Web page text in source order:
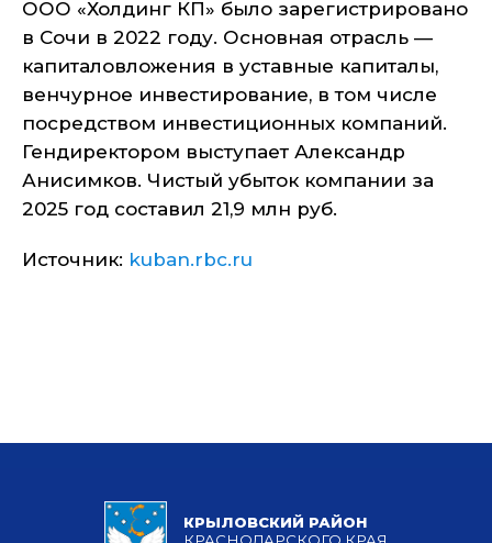
ООО «Холдинг КП» было зарегистрировано
в Сочи в 2022 году. Основная отрасль —
капиталовложения в уставные капиталы,
венчурное инвестирование, в том числе
посредством инвестиционных компаний.
Гендиректором выступает Александр
Анисимков. Чистый убыток компании за
2025 год составил 21,9 млн руб.
Источник: kuban.rbc.ru
КРЫЛОВСКИЙ РАЙОН